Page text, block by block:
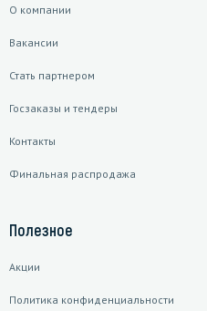
О компании
Вакансии
Стать партнером
Госзаказы и тендеры
Контакты
Финальная распродажа
Полезное
Акции
Политика конфиденциальности